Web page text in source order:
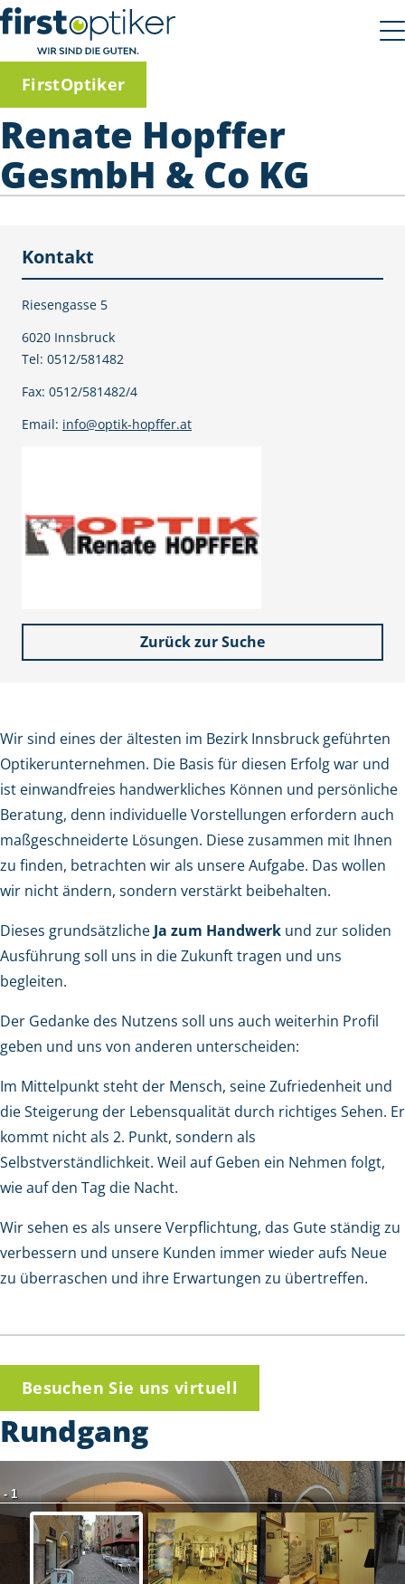
FirstOptiker
Renate Hopffer
GesmbH & Co KG
Kontakt
Riesengasse 5
6020 Innsbruck
Tel: 0512/581482
Fax: 0512/581482/4
Email: info@optik-hopffer.at
Zurück zur Suche
Wir sind eines der ältesten im Bezirk Innsbruck geführten
Optikerunternehmen. Die Basis für diesen Erfolg war und
ist einwandfreies handwerkliches Können und persönliche
Beratung, denn individuelle Vorstellungen erfordern auch
maßgeschneiderte Lösungen. Diese zusammen mit Ihnen
zu finden, betrachten wir als unsere Aufgabe. Das wollen
wir nicht ändern, sondern verstärkt beibehalten.
Dieses grundsätzliche Ja zum Handwerk und zur soliden
Ausführung soll uns in die Zukunft tragen und uns
begleiten.
Der Gedanke des Nutzens soll uns auch weiterhin Profil
geben und uns von anderen unterscheiden:
Im Mittelpunkt steht der Mensch, seine Zufriedenheit und
die Steigerung der Lebensqualität durch richtiges Sehen. Er
kommt nicht als 2. Punkt, sondern als
Selbstverständlichkeit. Weil auf Geben ein Nehmen folgt,
wie auf den Tag die Nacht.
Wir sehen es als unsere Verpflichtung, das Gute ständig zu
verbessern und unsere Kunden immer wieder aufs Neue
zu überraschen und ihre Erwartungen zu übertreffen.
Besuchen Sie uns virtuell
Rundgang
- 1